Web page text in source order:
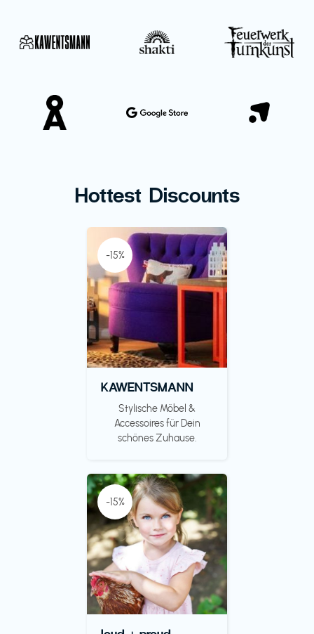
Hottest Discounts
-15%
KAWENTSMANN
Stylische Möbel &
Accessoires für Dein
schönes Zuhause.
-15%